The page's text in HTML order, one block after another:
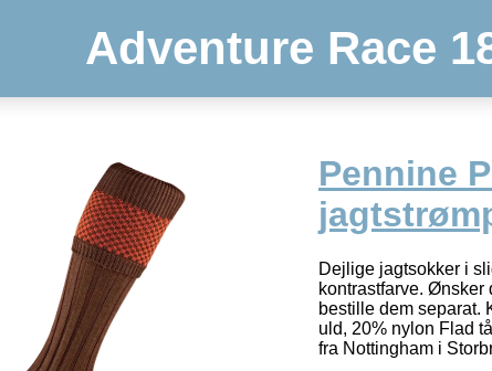
Adventure Race
Pennine
Dejlige jagtsokker i
kontrastfarve. Ønsker
bestille dem separat.
uld, 20% nylon Flad
fra Nottingham i